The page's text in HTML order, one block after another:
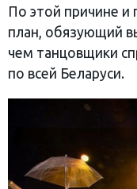
По этой причине и
план, обязующий
чем танцовщики
по всей Беларуси.